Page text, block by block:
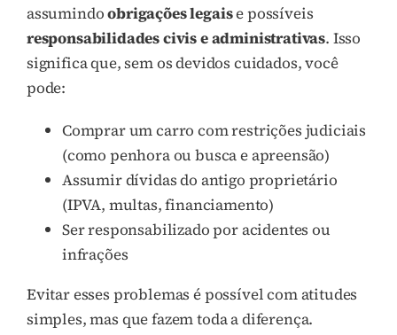
assumindoobrigações legaise possíveis
responsabilidades civis e administrativas. Isso
significa que, sem os devidos cuidados, você
pode:
Comprar um carro com restrições judiciais
(como penhora ou busca e apreensão)
Assumir dívidas do antigo proprietário
(IPVA, multas, financiamento)
Ser responsabilizado por acidentes ou
infrações
Evitar esses problemas é possível com atitudes
simples, mas que fazem toda a diferença.